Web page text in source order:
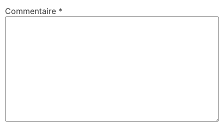
Commentaire *